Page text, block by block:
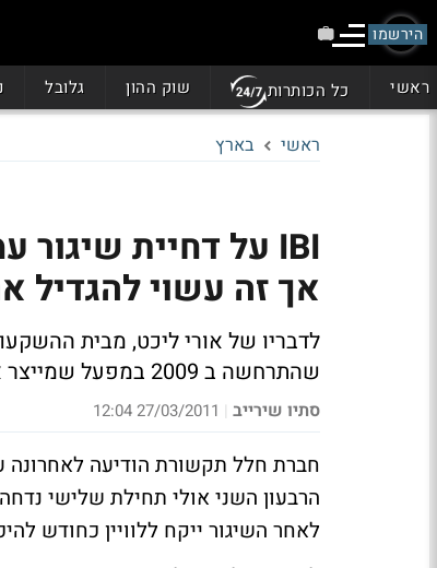
הירשמו
ראשי כל הכותרות שוק ההון גלובל
ראשי בארץ
אך זה עשוי להגדיל
שהתרחשה ב 2009 במפעל שמייצר את חלקי הלוויין באיטליה
סתיו שירייב |
27/03/2011 12:04
הרבעון השני אולי תחילת שלישי
לאחר השיגור ייקח ללוויין כחודש